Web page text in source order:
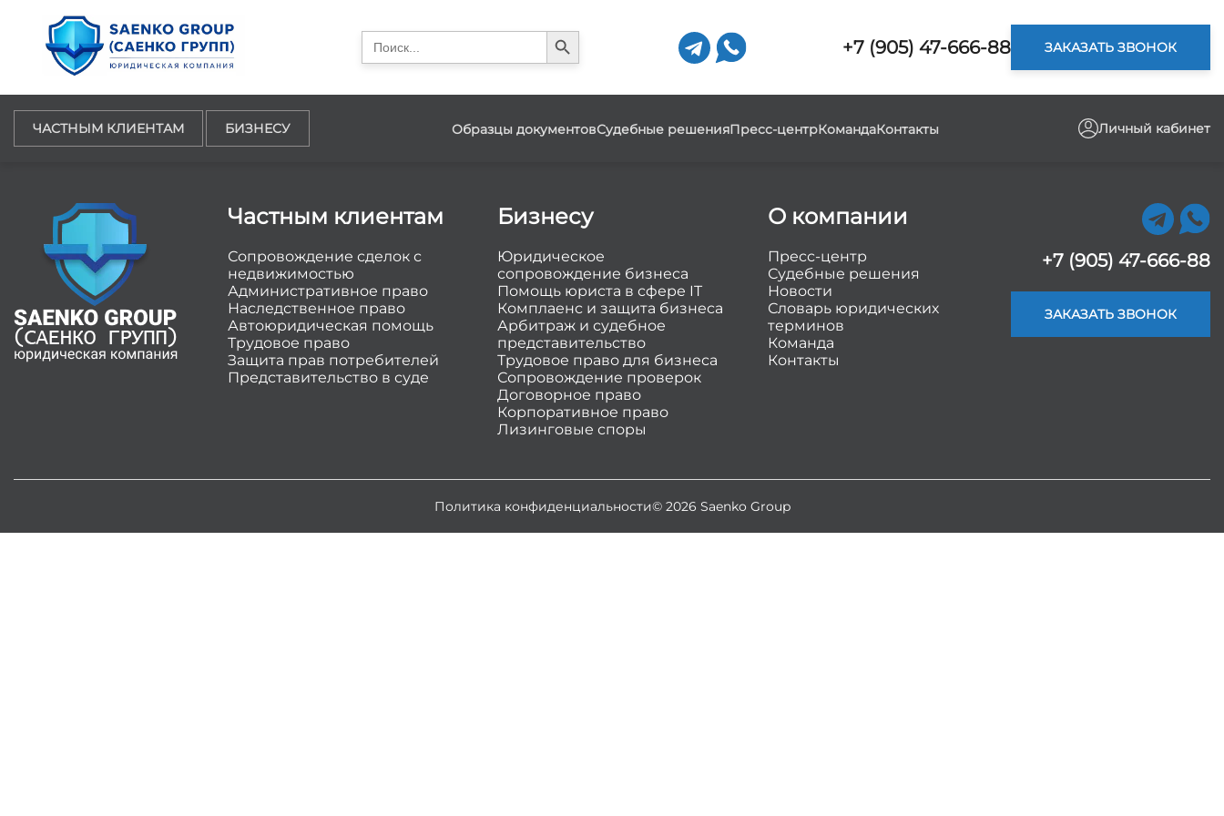
Search
for:
Search Button
+7 (905) 47-666-88 ЗАКАЗАТЬ ЗВОНОК
ЧАСТНЫМ КЛИЕНТАМ БИЗНЕСУ Образцы документовСудебные решенияПресс-центрКомандаКонтакты Личный кабинет
Частным клиентам
Сопровождение сделок с
недвижимостью
Административное право
Наследственное право
Автоюридическая помощь
Трудовое право
Защита прав потребителей
Представительство в суде
Бизнесу
Юридическое
сопровождение бизнеса
Помощь юриста в сфере IT
Комплаенс и защита бизнеса
Арбитраж и судебное
представительство
Трудовое право для бизнеса
Сопровождение проверок
Договорное право
Корпоративное право
Лизинговые споры
О компании
Пресс-центр
Судебные решения
Новости
Словарь юридических
терминов
Команда
Контакты
+7 (905) 47-666-88
ЗАКАЗАТЬ ЗВОНОК
Политика конфиденциальности© 2026 Saenko Group